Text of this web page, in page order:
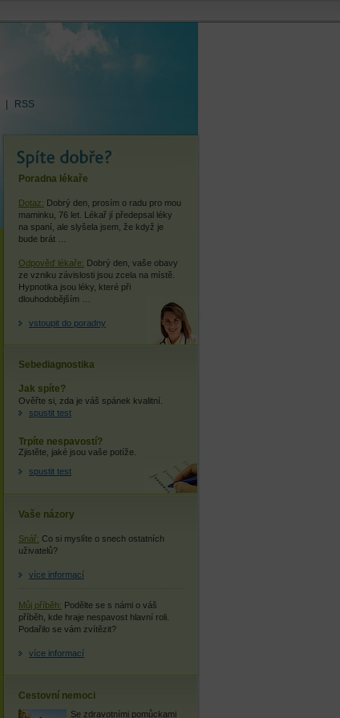
RSS
Poradna lékaře
Dotaz: Dobrý den, prosím o radu pro mou
maminku, 76 let. Lékař jí předepsal léky
na spaní, ale slyšela jsem, že když je
bude brát …
Odpověď lékaře: Dobrý den, vaše obavy
ze vzniku závislosti jsou zcela na místě.
Hypnotika jsou léky, které při
dlouhodobějším …
vstoupit do poradny
Sebediagnostika
Jak spíte?
Ověřte si, zda je váš spánek kvalitní.
spustit test
Trpíte nespavostí?
Zjistěte, jaké jsou vaše potíže.
spustit test
Vaše názory
Snář: Co si myslíte o snech ostatních
uživatelů?
více informací
Můj příběh: Podělte se s námi o váš
příběh, kde hraje nespavost hlavní roli.
Podařilo se vám zvítězit?
více informací
Cestovní nemoci
Se zdravotními pomůckami